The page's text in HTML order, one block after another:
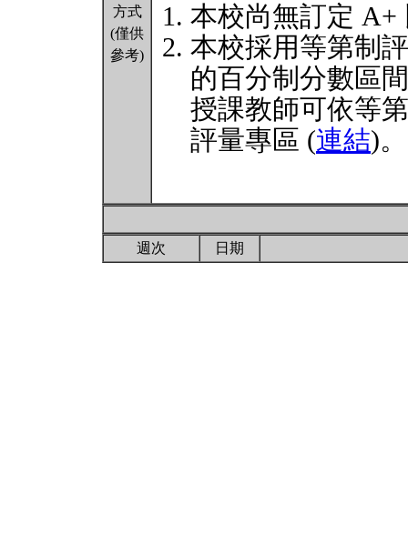
方式
(僅供
參考)
本校尚無訂定 A+
本校採用等第制
的百分制分數區
授課教師可依等
評量專區 (連結)。
週次 日期